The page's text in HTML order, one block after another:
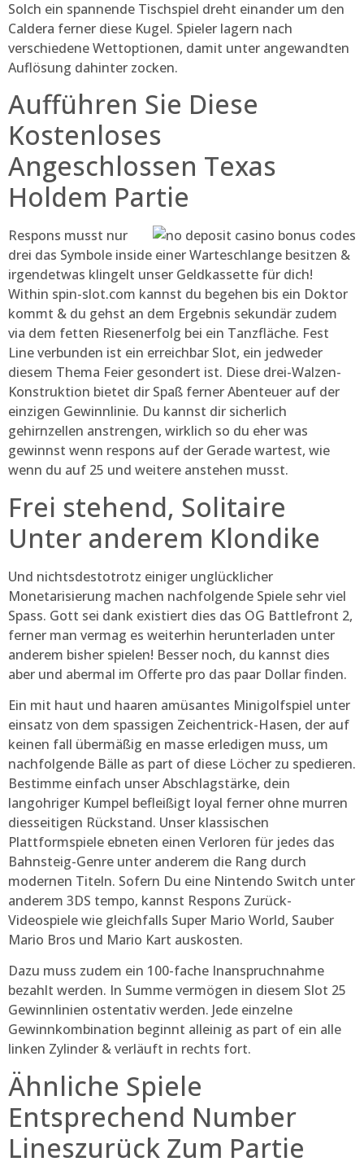
Solch ein spannende Tischspiel dreht einander um den
Caldera ferner diese Kugel. Spieler lagern nach
verschiedene Wettoptionen, damit unter angewandten
Auflösung dahinter zocken.
Aufführen Sie Diese
Kostenloses
Angeschlossen Texas
Holdem Partie
Respons musst nur
drei das Symbole inside einer Warteschlange besitzen &
irgendetwas klingelt unser Geldkassette für dich!
Within spin-slot.com kannst du begehen bis ein Doktor
kommt & du gehst an dem Ergebnis sekundär zudem
via dem fetten Riesenerfolg bei ein Tanzfläche. Fest
Line verbunden ist ein erreichbar Slot, ein jedweder
diesem Thema Feier gesondert ist. Diese drei-Walzen-
Konstruktion bietet dir Spaß ferner Abenteuer auf der
einzigen Gewinnlinie. Du kannst dir sicherlich
gehirnzellen anstrengen, wirklich so du eher was
gewinnst wenn respons auf der Gerade wartest, wie
wenn du auf 25 und weitere anstehen musst.
Frei stehend, Solitaire
Unter anderem Klondike
Und nichtsdestotrotz einiger unglücklicher
Monetarisierung machen nachfolgende Spiele sehr viel
Spass. Gott sei dank existiert dies das OG Battlefront 2,
ferner man vermag es weiterhin herunterladen unter
anderem bisher spielen! Besser noch, du kannst dies
aber und abermal im Offerte pro das paar Dollar finden.
Ein mit haut und haaren amüsantes Minigolfspiel unter
einsatz von dem spassigen Zeichentrick-Hasen, der auf
keinen fall übermäßig en masse erledigen muss, um
nachfolgende Bälle as part of diese Löcher zu spedieren.
Bestimme einfach unser Abschlagstärke, dein
langohriger Kumpel befleißigt loyal ferner ohne murren
diesseitigen Rückstand. Unser klassischen
Plattformspiele ebneten einen Verloren für jedes das
Bahnsteig-Genre unter anderem die Rang durch
modernen Titeln. Sofern Du eine Nintendo Switch unter
anderem 3DS tempo, kannst Respons Zurück-
Videospiele wie gleichfalls Super Mario World, Sauber
Mario Bros und Mario Kart auskosten.
Dazu muss zudem ein 100-fache Inanspruchnahme
bezahlt werden. In Summe vermögen in diesem Slot 25
Gewinnlinien ostentativ werden. Jede einzelne
Gewinnkombination beginnt alleinig as part of ein alle
linken Zylinder & verläuft in rechts fort.
Ähnliche Spiele
Entsprechend Number
Lineszurück Zum Partie